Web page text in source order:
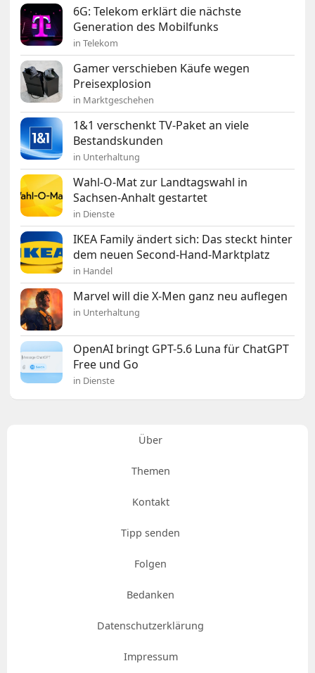
6G: Telekom erklärt die nächste
Generation des Mobilfunks
in Telekom
Gamer verschieben Käufe wegen
Preisexplosion
in Marktgeschehen
1&1 verschenkt TV-Paket an viele
Bestandskunden
in Unterhaltung
Wahl-O-Mat zur Landtagswahl in
Sachsen-Anhalt gestartet
in Dienste
IKEA Family ändert sich: Das steckt hinter
dem neuen Second-Hand-Marktplatz
in Handel
Marvel will die X-Men ganz neu auflegen
in Unterhaltung
OpenAI bringt GPT-5.6 Luna für ChatGPT
Free und Go
in Dienste
Über
Themen
Kontakt
Tipp senden
Folgen
Bedanken
Datenschutzerklärung
Impressum